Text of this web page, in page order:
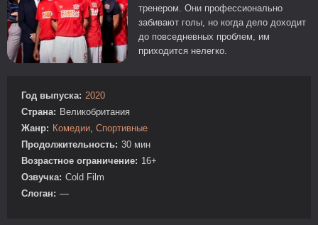
тренером. Они профессионально
забивают голы, но когда дело доходит
до повседневных проблем, им
приходится нелегко.
Год выпуска: 2020
Страна: Великобритания
Жанр: Комедии Спортивные
Продолжительность: 30 мин
Возрастное ограничение: 16+
Озвучка: Cold Film
Слоган: —